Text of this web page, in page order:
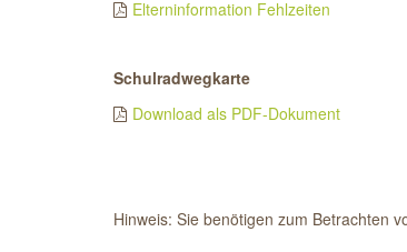
Elterninformation Fehlzeiten
Schulradwegkarte
Download als PDF-Dokument
Hinweis: Sie benötigen zum Betrachten